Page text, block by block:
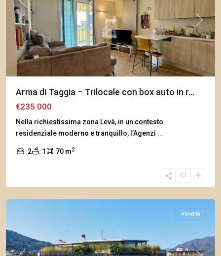
Previous Next
Arma di Taggia – Trilocale con box auto in r...
€235.000
Nella richiestissima zona Levà, in un contesto
residenziale moderno e tranquillo, l’Agenzi ...
2 1 70 m2
Taggia
Vendita